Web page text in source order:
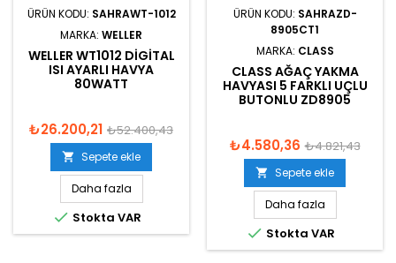
ÜRÜN KODU: SAHRAWT-1012
MARKA: WELLER
WELLER WT1012 DIGITAL
ISI AYARLI HAVYA
80WATT
₺26.200,21 ₺52.400,43
 Sepete ekle
Daha fazla
 Stokta VAR
ÜRÜN KODU: SAHRAZD-
8905CT1
MARKA: CLASS
CLASS AĞAÇ YAKMA
HAVYASI 5 FARKLI UÇLU
BUTONLU ZD8905
₺4.580,36 ₺4.821,43
 Sepete ekle
Daha fazla
 Stokta VAR